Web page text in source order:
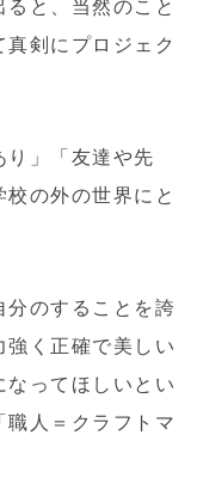
剣にプロジェク
」「友達や先
の外の世界にと
のすることを誇
く正確で美しい
ってほしいとい
人＝クラフトマ